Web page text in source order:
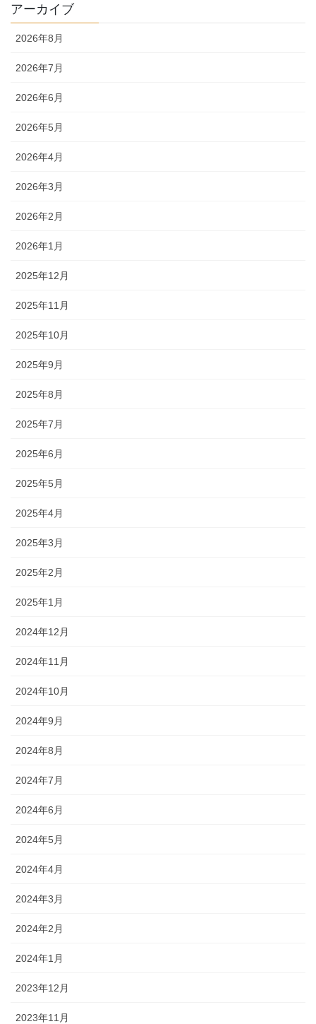
アーカイブ
2026年8月
2026年7月
2026年6月
2026年5月
2026年4月
2026年3月
2026年2月
2026年1月
2025年12月
2025年11月
2025年10月
2025年9月
2025年8月
2025年7月
2025年6月
2025年5月
2025年4月
2025年3月
2025年2月
2025年1月
2024年12月
2024年11月
2024年10月
2024年9月
2024年8月
2024年7月
2024年6月
2024年5月
2024年4月
2024年3月
2024年2月
2024年1月
2023年12月
2023年11月